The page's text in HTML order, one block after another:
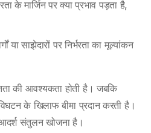
के मार्जिन पर क्या प्रभाव पड़ता है,
या साझेदारों पर निर्भरता का मूल्यांकन
की आवश्यकता होती है। जबकि
के खिलाफ बीमा प्रदान करती है।
संतुलन खोजना है।